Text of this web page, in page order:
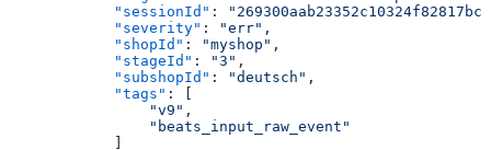
            "sessionId"
:
            "severity"
: "err" ,
            "shopId"
: "myshop" ,
            "stageId"
: "3" ,
            "subshopId"
: "deutsch" ,
            "tags"
: [
                "v9"
,
                "beats_input_raw_event"